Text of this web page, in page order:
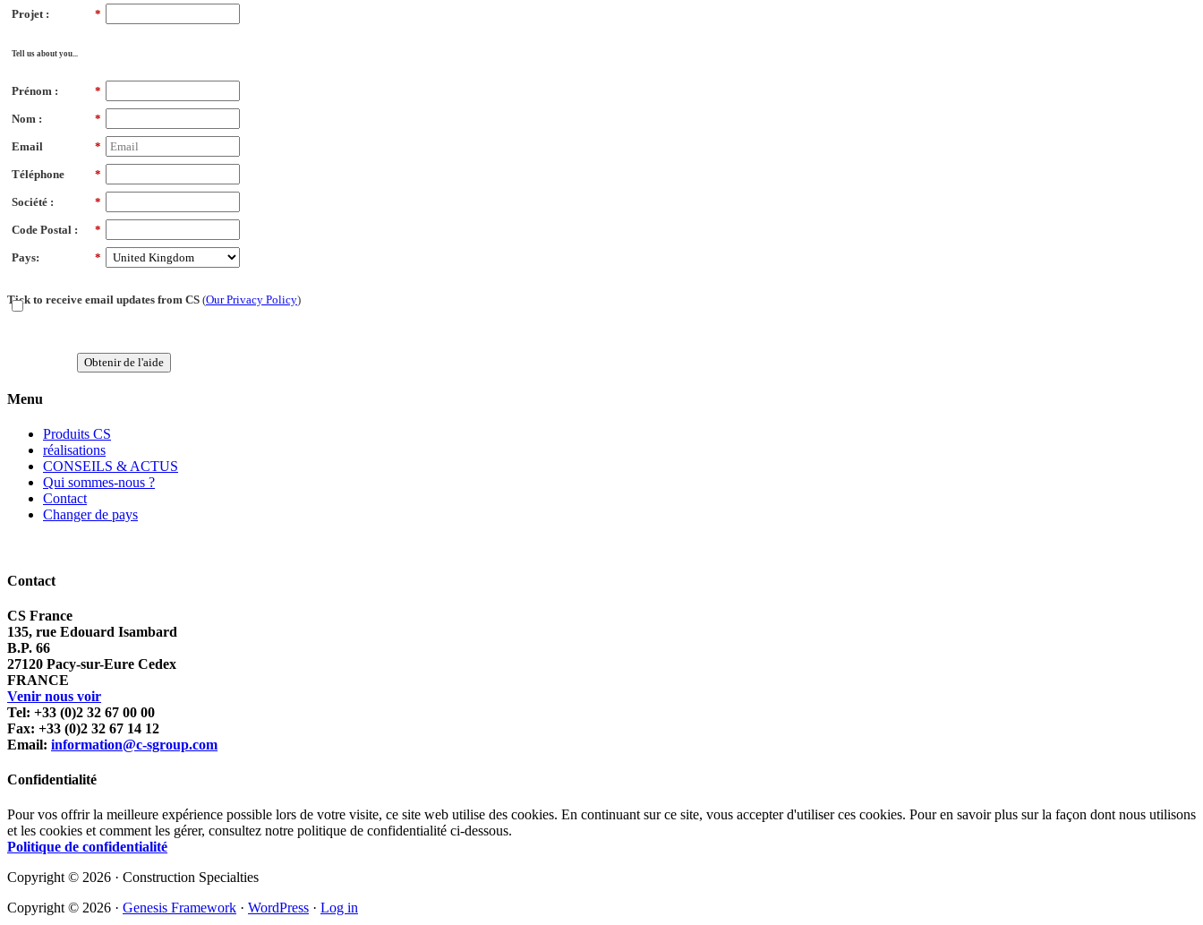
*
Projet :
Tell us about you...
*
Prénom :
*
Nom :
*
Email
*
Téléphone
*
Société :
*
Code Postal :
*
Pays:
Tick to receive email updates from CS (Our Privacy Policy)
Obtenir de l'aide
Menu
Produits CS
réalisations
CONSEILS & ACTUS
Qui sommes-nous ?
Contact
Changer de pays
Contact
CS France
135, rue Edouard Isambard
B.P. 66
27120 Pacy-sur-Eure Cedex
FRANCE
Venir nous voir
Tel: +33 (0)2 32 67 00 00
Fax: +33 (0)2 32 67 14 12
Email: information@c-sgroup.com
Confidentialité
Pour vos offrir la meilleure expérience possible lors de votre visite, ce site web utilise des cookies. En continuant sur ce site, vous accepter d'utiliser ces cookies. Pour en savoir plus sur la façon dont nous utilisons
et les cookies et comment les gérer, consultez notre politique de confidentialité ci-dessous.
Politique de confidentialité
Copyright © 2026 · Construction Specialties
Copyright © 2026 · Genesis Framework · WordPress · Log in